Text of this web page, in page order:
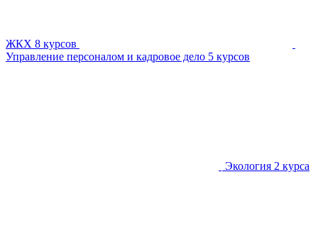
ЖКХ 8 курсов
Управление персоналом и кадровое дело 5 курсов
Экология 2 курса